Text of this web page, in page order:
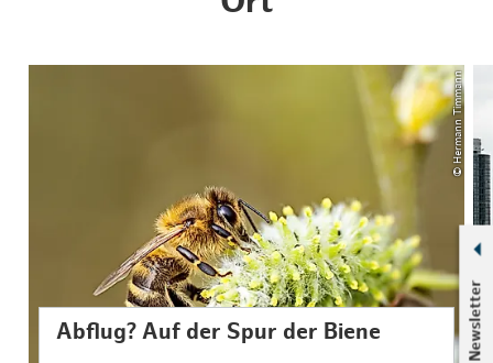
Newsletter
© Hermann Timmann
Abflug? Auf der Spur der Biene